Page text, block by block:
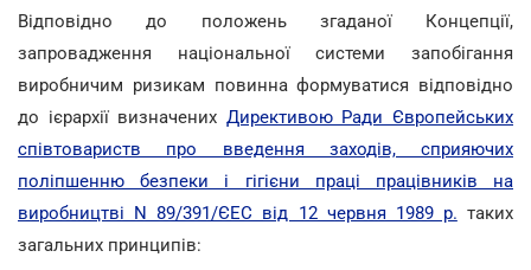
Відповідно до положень згаданої Концепції,
запровадження національної системи запобігання
виробничим ризикам повинна формуватися відповідно
до ієрархії визначених Директивою Ради Європейських
співтовариств про введення заходів, сприяючих
поліпшенню безпеки і гігієни праці працівників на
виробництві N 89/391/ЄЕС від 12 червня 1989 р. таких
загальних принципів: